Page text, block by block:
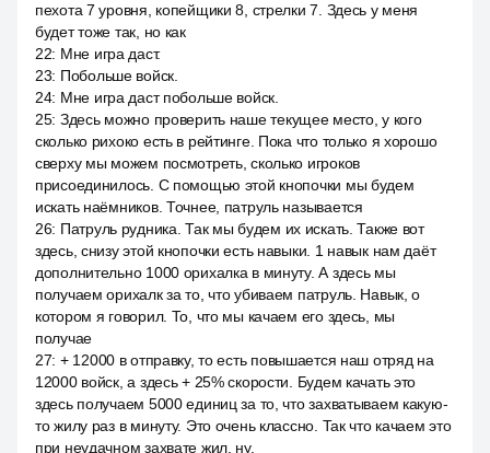
пехота 7 уровня, копейщики 8, стрелки 7. Здесь у меня
будет тоже так, но как
22: Мне игра даст.
23: Побольше войск.
24: Мне игра даст побольше войск.
25: Здесь можно проверить наше текущее место, у кого
сколько рихоко есть в рейтинге. Пока что только я хорошо
сверху мы можем посмотреть, сколько игроков
присоединилось. С помощью этой кнопочки мы будем
искать наёмников. Точнее, патруль называется
26: Патруль рудника. Так мы будем их искать. Также вот
здесь, снизу этой кнопочки есть навыки. 1 навык нам даёт
дополнительно 1000 орихалка в минуту. А здесь мы
получаем орихалк за то, что убиваем патруль. Навык, о
котором я говорил. То, что мы качаем его здесь, мы
получае
27: + 12000 в отправку, то есть повышается наш отряд на
12000 войск, а здесь + 25% скорости. Будем качать это
здесь получаем 5000 единиц за то, что захватываем какую-
то жилу раз в минуту. Это очень классно. Так что качаем это
при неудачном захвате жил, ну,